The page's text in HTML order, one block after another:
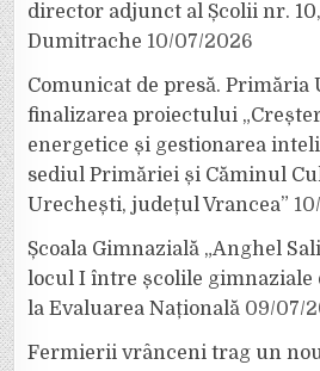
director adjunct al Școlii nr.
Dumitrache 10/07/2026
Comunicat de presă.
finalizarea proiectului
energetice și gestionarea
sediul Primăriei și Căminul
Urechești, județul Vrancea”
Școala Gimnazială „Anghel
locul I între școlile gimnaziale
la Evaluarea Națională 09/07/
Fermierii vrânceni trag un